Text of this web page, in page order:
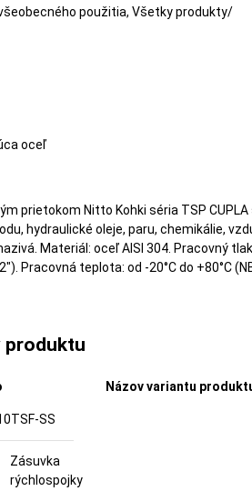
použitia, Všetky produkty/
oceľ
prietokom Nitto Kohki séria TSP
hydraulické oleje, paru, chemikálie,
Materiál: oceľ AISI 304. Pracovný
Pracovná teplota: od -20°C do +80°C
produktu
Názov variantu
SS
Zásuvka
rýchlospojky